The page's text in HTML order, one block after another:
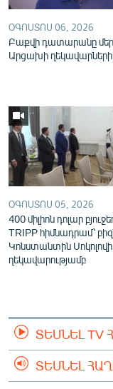
ՕԳՈՍՏՈՍ 06, 2026
Բաքվի դատարանը
Արցախի ղեկավարների
ՕԳՈՍՏՈՍ 05, 2026
400 միլիոն դոլար
TRIPP հիմնադրամ՝
Կոնստանտին Սոկոլովի
ղեկավարությամբ
ՏԵՍՆԵԼ TV
ՏԵՍՆԵԼ